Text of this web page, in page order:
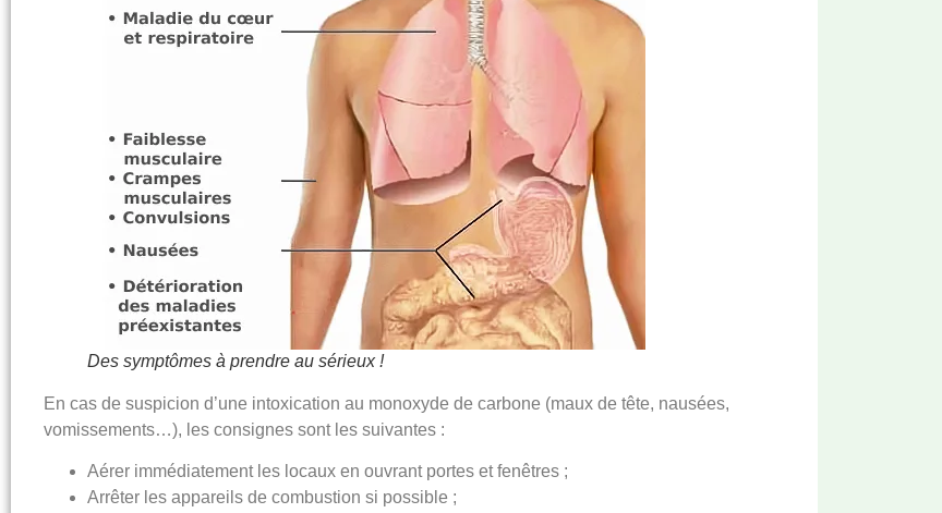
Des symptômes à prendre au sérieux !
En cas de suspicion d’une intoxication au monoxyde de carbone (maux de tête, nausées,
vomissements…), les consignes sont les suivantes :
Aérer immédiatement les locaux en ouvrant portes et fenêtres ;
Arrêter les appareils de combustion si possible ;